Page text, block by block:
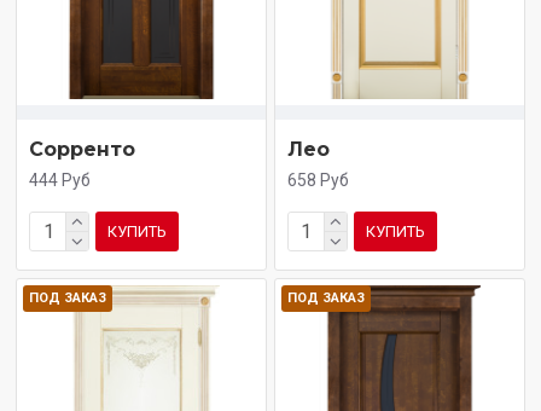
Сорренто
444 Руб
КУПИТЬ
Лео
658 Руб
КУПИТЬ
ПОД ЗАКАЗ ПОД ЗАКАЗ